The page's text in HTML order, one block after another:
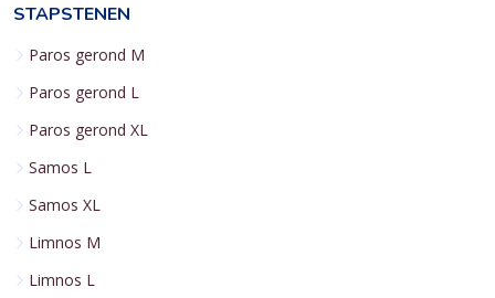
STAPSTENEN
Paros gerond M
Paros gerond L
Paros gerond XL
Samos L
Samos XL
Limnos M
Limnos L